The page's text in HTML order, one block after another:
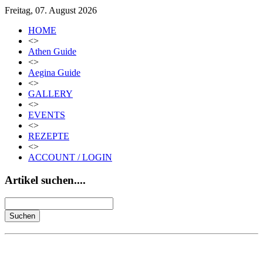
Freitag, 07. August 2026
HOME
<>
Athen Guide
<>
Aegina Guide
<>
GALLERY
<>
EVENTS
<>
REZEPTE
<>
ACCOUNT / LOGIN
Artikel suchen....